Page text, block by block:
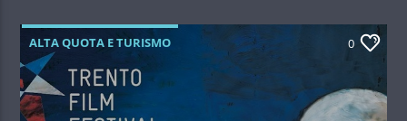
ALTA QUOTA E TURISMO 0